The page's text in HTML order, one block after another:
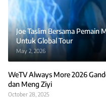
Joe Taslim Bersama Pemain
Untuk Global Tour
May 2, 2026
WeTV Always More 2026
dan Meng Ziyi
October 28, 2025